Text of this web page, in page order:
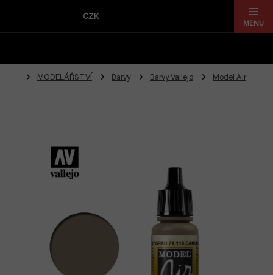
CZK
MODELÁŘSTVÍ Barvy Barvy Vallejo Model Air